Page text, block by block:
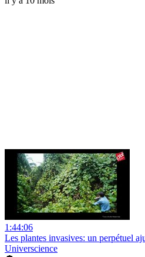
1:44:06
Les plantes invasives: un perpétuel
Universcience